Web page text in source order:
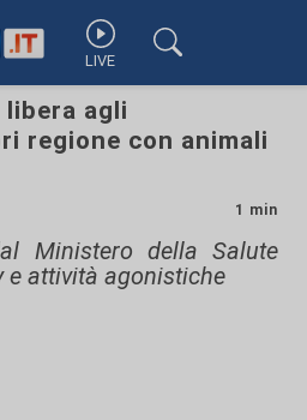
LIVE
agli
regione con animali
1 min
Ministero della Salute
e attività agonistiche